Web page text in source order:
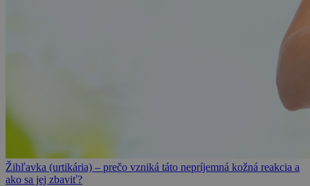
Žihľavka (urtikária) – prečo vzniká táto nepríjemná kožná reakcia a
ako sa jej zbaviť?